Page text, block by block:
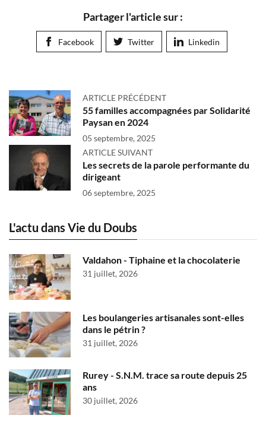
Partager l'article sur :
Facebook Twitter Linkedin
ARTICLE PRÉCÉDENT
55 familles accompagnées par Solidarité
Paysan en 2024
05 septembre, 2025
ARTICLE SUIVANT
Les secrets de la parole performante du
dirigeant
06 septembre, 2025
L'actu dans Vie du Doubs
Valdahon - Tiphaine et la chocolaterie
31 juillet, 2026
Les boulangeries artisanales sont-elles
dans le pétrin ?
31 juillet, 2026
Rurey - S.N.M. trace sa route depuis 25
ans
30 juillet, 2026